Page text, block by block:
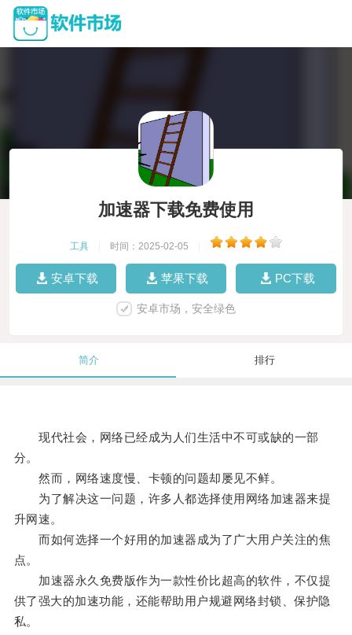
加速器下载免费使用
工具 时间：2025-02-05
安卓下载 苹果下载 PC下载
安卓市场，安全绿色
简介 排行
现代社会，网络已经成为人们生活中不可或缺的一部
分。
然而，网络速度慢、卡顿的问题却屡见不鲜。
为了解决这一问题，许多人都选择使用网络加速器来提
升网速。
而如何选择一个好用的加速器成为了广大用户关注的焦
点。
加速器永久免费版作为一款性价比超高的软件，不仅提
供了强大的加速功能，还能帮助用户规避网络封锁、保护隐
私。